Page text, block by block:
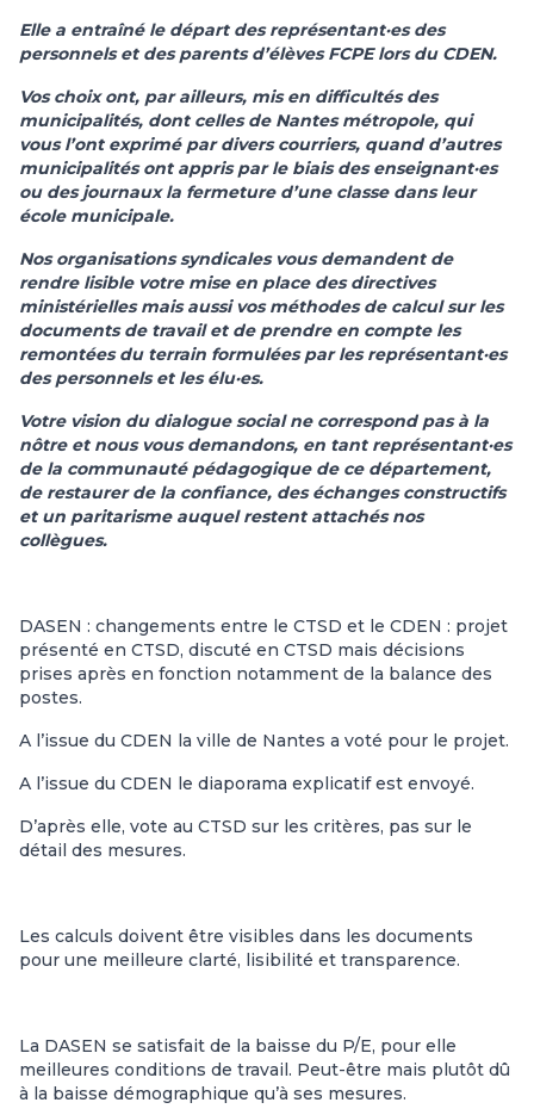
Elle a entraîné le départ des représentant·es des
personnels et des parents d’élèves FCPE lors du CDEN.
Vos choix ont, par ailleurs, mis en difficultés des
municipalités, dont celles de Nantes métropole, qui
vous l’ont exprimé par divers courriers, quand d’autres
municipalités ont appris par le biais des enseignant·es
ou des journaux la fermeture d’une classe dans leur
école municipale.
Nos organisations syndicales vous demandent de
rendre lisible votre mise en place des directives
ministérielles mais aussi vos méthodes de calcul sur les
documents de travail et de prendre en compte les
remontées du terrain formulées par les représentant·es
des personnels et les élu·es.
Votre vision du dialogue social ne correspond pas à la
nôtre et nous vous demandons, en tant représentant·es
de la communauté pédagogique de ce département,
de restaurer de la confiance, des échanges constructifs
et un paritarisme auquel restent attachés nos
collègues.
DASEN : changements entre le CTSD et le CDEN : projet
présenté en CTSD, discuté en CTSD mais décisions
prises après en fonction notamment de la balance des
postes.
A l’issue du CDEN la ville de Nantes a voté pour le projet.
A l’issue du CDEN le diaporama explicatif est envoyé.
D’après elle, vote au CTSD sur les critères, pas sur le
détail des mesures.
Les calculs doivent être visibles dans les documents
pour une meilleure clarté, lisibilité et transparence.
La DASEN se satisfait de la baisse du P/E, pour elle
meilleures conditions de travail. Peut-être mais plutôt dû
à la baisse démographique qu’à ses mesures.